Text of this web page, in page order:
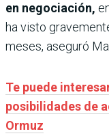
en negociación,
ha visto
meses, aseguró
Te puede
posibilidades de
Ormuz